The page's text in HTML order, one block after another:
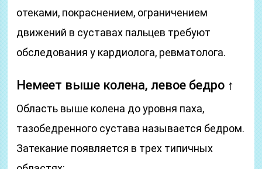
отеками, покраснением, ограничением
движений в суставах пальцев требуют
обследования у кардиолога, ревматолога.
Немеет выше колена, левое бедро ↑
Область выше колена до уровня паха,
тазобедренного сустава называется бедром.
Затекание появляется в трех типичных